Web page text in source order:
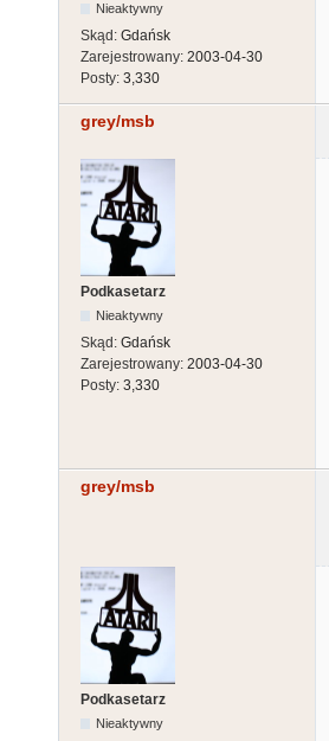
Nieaktywny
Skąd: Gdańsk
Zarejestrowany: 2003-04-30
Posty: 3,330
grey/msb
Podkasetarz
Nieaktywny
Skąd: Gdańsk
Zarejestrowany: 2003-04-30
Posty: 3,330
grey/msb
Podkasetarz
Nieaktywny